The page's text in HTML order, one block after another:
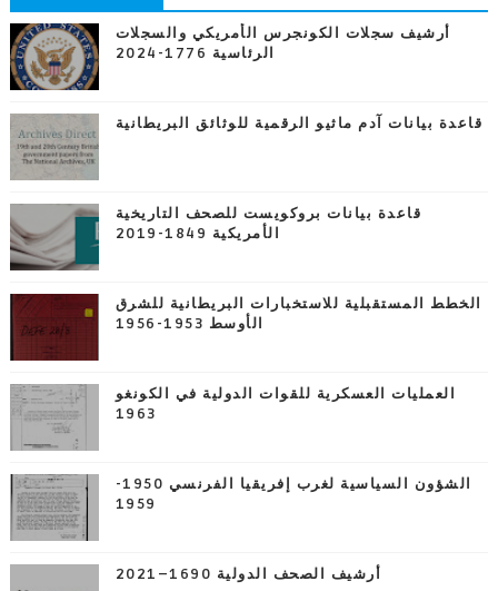
أرشيف سجلات الكونجرس الأمريكي والسجلات
الرئاسية 1776-2024
قاعدة بيانات آدم ماثيو الرقمية للوثائق البريطانية
قاعدة بيانات بروكويست للصحف التاريخية
الأمريكية 1849-2019
الخطط المستقبلية للاستخبارات البريطانية للشرق
الأوسط 1953-1956
العمليات العسكرية للقوات الدولية في الكونغو
1963
الشؤون السياسية لغرب إفريقيا الفرنسي 1950-
1959
أرشيف الصحف الدولية 1690–2021